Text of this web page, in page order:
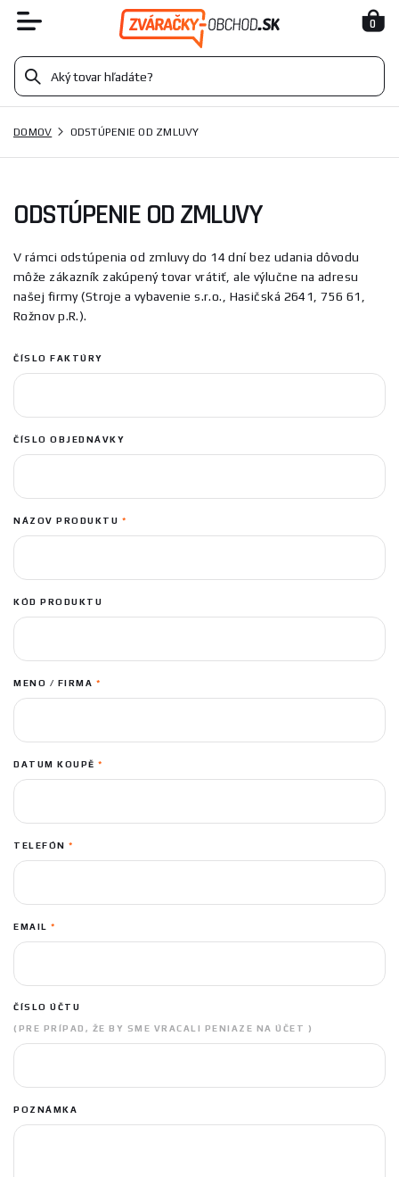
0
DOMOV ODSTÚPENIE OD ZMLUVY
ODSTÚPENIE OD ZMLUVY
V rámci odstúpenia od zmluvy do 14 dní bez udania dôvodu
môže zákazník zakúpený tovar vrátiť, ale výlučne na adresu
našej firmy (Stroje a vybavenie s.r.o., Hasičská 2641, 756 61,
Rožnov p.R.).
ČÍSLO FAKTÚRY
ČÍSLO OBJEDNÁVKY
NÁZOV PRODUKTU *
KÓD PRODUKTU
MENO / FIRMA *
DATUM KOUPĚ *
TELEFÓN *
EMAIL *
ČÍSLO ÚČTU
(PRE PRÍPAD, ŽE BY SME VRACALI PENIAZE NA ÚČET )
POZNÁMKA